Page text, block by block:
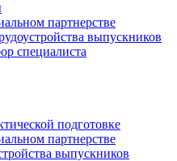
партнерстве
выпускников
специалиста
подготовке
партнерстве
выпускников